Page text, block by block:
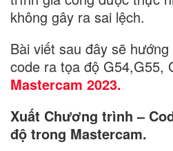
không gây ra sai lệch.
Bài viết sau đây sẽ
code ra tọa độ G54,G55,
Mastercam 2023.
Xuất Chương trình –
độ trong Mastercam.